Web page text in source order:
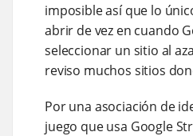
imposible así que lo
abrir de vez en cuando
seleccionar un sitio al
reviso muchos sitios
Por una asociación de
juego que usa Google